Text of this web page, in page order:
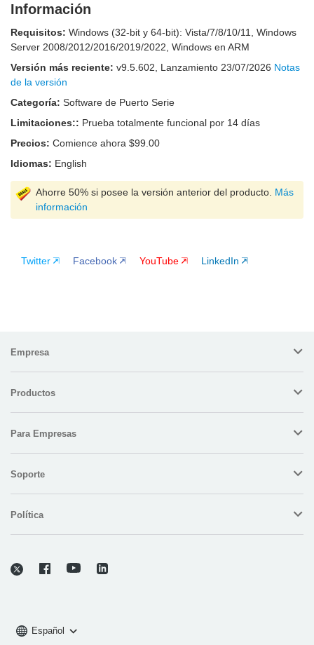
Información
Requisitos: Windows (32-bit y 64-bit): Vista/7/8/10/11, Windows
Server 2008/2012/2016/2019/2022, Windows en ARM
Versión más reciente: v9.5.602 , Lanzamiento 23/07/2026 Notas
de la versión
Categoría: Software de Puerto Serie
Limitaciones:: Prueba totalmente funcional por 14 días
Precios: Comience ahora $99.00
Idiomas: English
Ahorre 50% si posee la versión anterior del producto. Más
información
Twitter Facebook YouTube LinkedIn
Empresa
Productos
Para Empresas
Soporte
Política
Español